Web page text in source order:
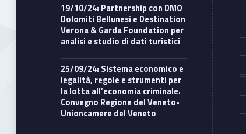
19/10/24: Partnership con DMO
Dolomiti Bellunesi e Destination
Verona & Garda Foundation per
analisi e studio di dati turistici
25/09/24: Sistema economico e
legalità, regole e strumenti per
la lotta all’economia criminale.
Convegno Regione del Veneto-
Unioncamere del Veneto